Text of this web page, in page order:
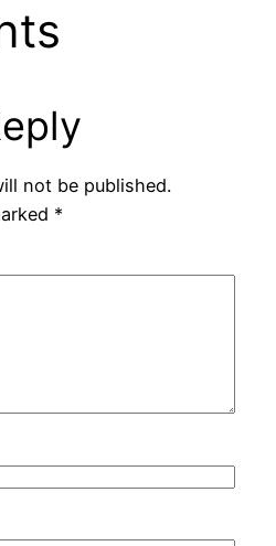
not be published.
*